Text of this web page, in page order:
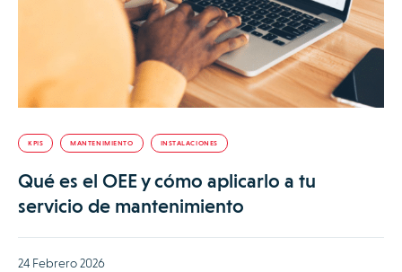
KPIS MANTENIMIENTO INSTALACIONES
Qué es el OEE y cómo aplicarlo a tu
servicio de mantenimiento
24 Febrero 2026